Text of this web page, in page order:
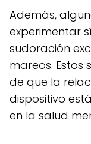
Además,
experimentar
sudoración
mareos. Estos
de que la
dispositivo
en la salud